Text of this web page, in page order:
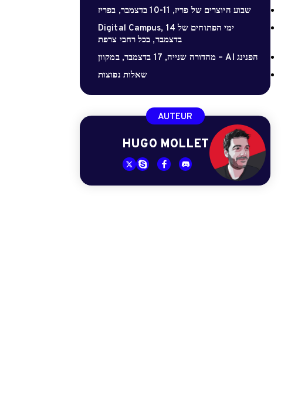
שבוע היוצרים של פריז, 10-11 בדצמבר, בפריז
ימי הפתוחים של Digital Campus, 14
בדצמבר, בכל רחבי צרפת
הפנינג AI – מהדורה שנייה, 17 בדצמבר, במקוון
שאלות נפוצות
AUTEUR
HUGO MOLLET